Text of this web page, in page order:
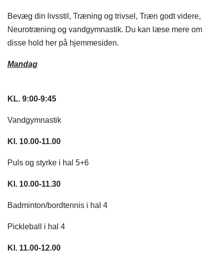
Bevæg din livsstil, Træning og trivsel, Træn godt videre,
Neurotræning og vandgymnastik. Du kan læse mere om
disse hold her på hjemmesiden.
Mandag
​KL. 9:00-9:45
Vandgymnastik
Kl. 10.00-11​.00
Puls og styrke i hal 5+6
Kl. 10.00-11.30
Badminton/bordtennis i hal 4
Pickleball i hal 4
Kl. 11.00-12.00